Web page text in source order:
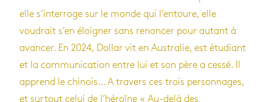
elle s’interroge sur le monde qui l’entoure, elle
voudrait s’en éloigner sans renoncer pour autant à
avancer. En 2024, Dollar vit en Australie, est étudiant
et la communication entre lui et son père a cessé. Il
apprend le chinois… A travers ces trois personnages,
et surtout celui de l’héroïne « Au-delà des